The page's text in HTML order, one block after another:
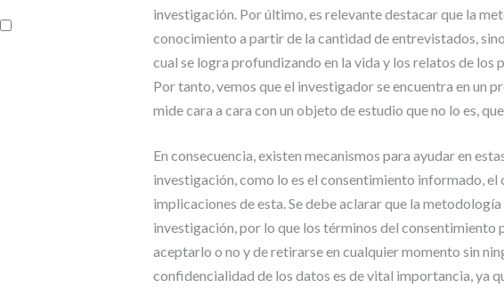
investigación. Por último, es relevante destacar que la
conocimiento a partir de la cantidad de entrevistados,
cual se logra profundizando en la vida y los relatos de los
Por tanto, vemos que el investigador se encuentra en un
mide cara a cara con un objeto de estudio que no lo es,
En consecuencia, existen mecanismos para ayudar en
investigación, como lo es el consentimiento informado,
implicaciones de esta. Se debe aclarar que la
investigación, por lo que los términos del consentimiento
aceptarlo o no y de retirarse en cualquier momento sin
confidencialidad de los datos es de vital importancia, ya